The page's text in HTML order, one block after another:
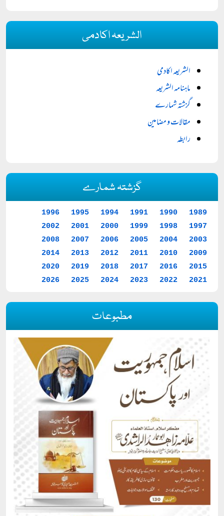
الشریعہ اکادمی
الشریعہ اکادمی
ماہنامہ الشریعہ
گزشتہ شمارے
مقالات و مضامین
رابطہ
گزشتہ شمارے
1989
1990
1991
1994
1995
1996
1997
1998
1999
2000
2001
2002
2003
2004
2005
2006
2007
2008
2009
2010
2011
2012
2013
2014
2015
2016
2017
2018
2019
2020
2021
2022
2023
2024
2025
2026
مطبوعات